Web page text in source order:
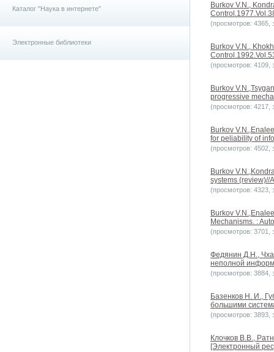
Каталог "Наука в интернете"
Электронные библиотеки
Burkov V.N.,
(просмотров: 4365,
Burkov V.N.,
(просмотров: 4109,
Burkov
progressive
(просмотров: 4217,
Burkov
for peliability of
(просмотров: 4502,
Burkov
systems (review)//
(просмотров: 4323,
Burkov
Mechanisms. :
(просмотров: 3701,
Федянин Д.Н.,
неполной
(просмотров: 3884,
Базенков Н. И.,
большими
(просмотров: 3893,
Клочков В.В.,
[Электронный